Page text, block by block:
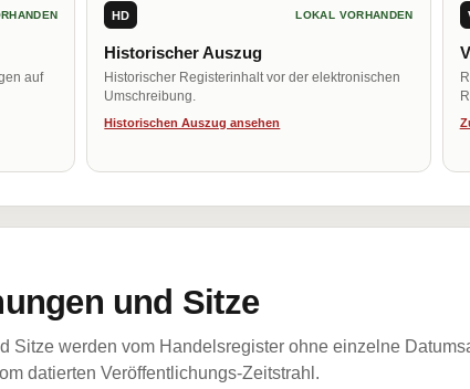
auf
HD LOKAL VORHANDEN
Historischer Auszug
Historischer Registerinhalt vor der elektronischen
Umschreibung.
Historischen Auszug ansehen
und Sitze
Sitze werden vom Handelsregister ohne einzelne
datierten Veröffentlichungs-Zeitstrahl.